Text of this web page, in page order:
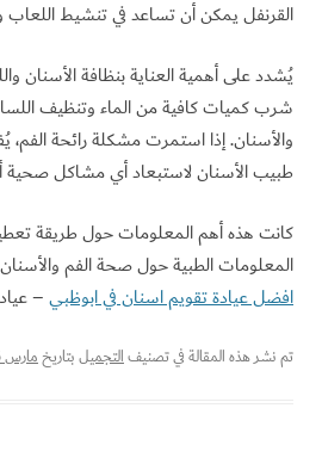
القرنفل يمكن أن تساعد في تنشيط اللعاب
يُشدد على أهمية العناية بنظافة الأسنان
شرب كميات كافية من الماء وتنظيف
والأسنان. إذا استمرت مشكلة رائحة
طبيب الأسنان لاستبعاد أي مشاكل صحية
كانت هذه أهم المعلومات حول طريقة
المعلومات الطبية حول صحة الفم
افضل عيادة تقويم اسنان في ابوظبي–
تم نشر هذه المقالة في تصنيفالتجميلبتاريخمارس 26, 2024